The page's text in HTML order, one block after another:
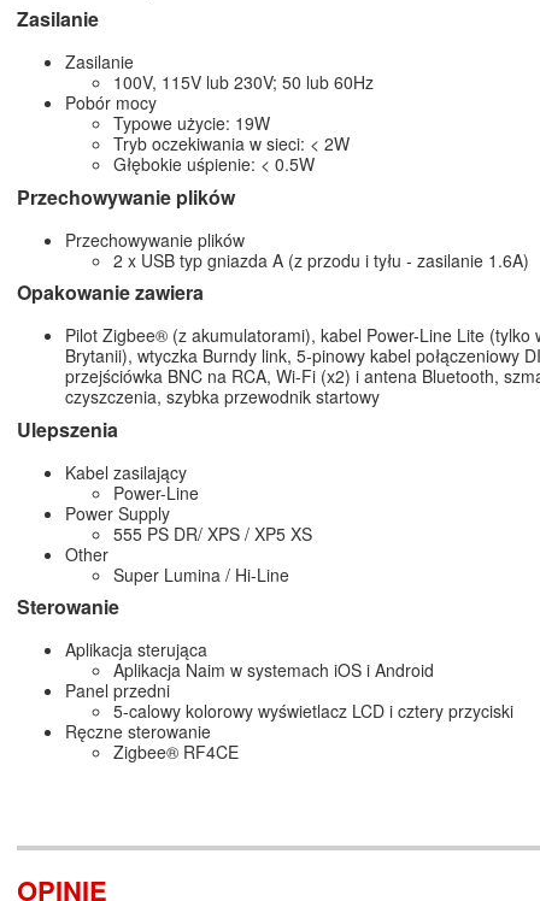
Zasilanie
Zasilanie
100V, 115V lub 230V; 50 lub 60Hz
Pobór mocy
Typowe użycie: 19W
Tryb oczekiwania w sieci: < 2W
Głębokie uśpienie: < 0.5W
Przechowywanie plików
Przechowywanie plików
2 x USB typ gniazda A (z przodu i tyłu - zasilanie 1.6A)
Opakowanie zawiera
Pilot Zigbee® (z akumulatorami), kabel Power-Line Lite (tylko
Brytanii), wtyczka Burndy link, 5-pinowy kabel połączeniowy
przejściówka BNC na RCA, Wi-Fi (x2) i antena Bluetooth,
czyszczenia, szybka przewodnik startowy
Ulepszenia
Kabel zasilający
Power-Line
Power Supply
555 PS DR/ XPS / XP5 XS
Other
Super Lumina / Hi-Line
Sterowanie
Aplikacja sterująca
Aplikacja Naim w systemach iOS i Android
Panel przedni
5-calowy kolorowy wyświetlacz LCD i cztery przyciski
Ręczne sterowanie
Zigbee® RF4CE
OPINIE